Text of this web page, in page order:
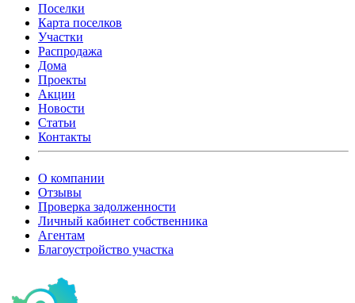
Поселки
Карта поселков
Участки
Распродажа
Дома
Проекты
Акции
Новости
Статьи
Контакты
О компании
Отзывы
Проверка задолженности
Личный кабинет собственника
Агентам
Благоустройство участка